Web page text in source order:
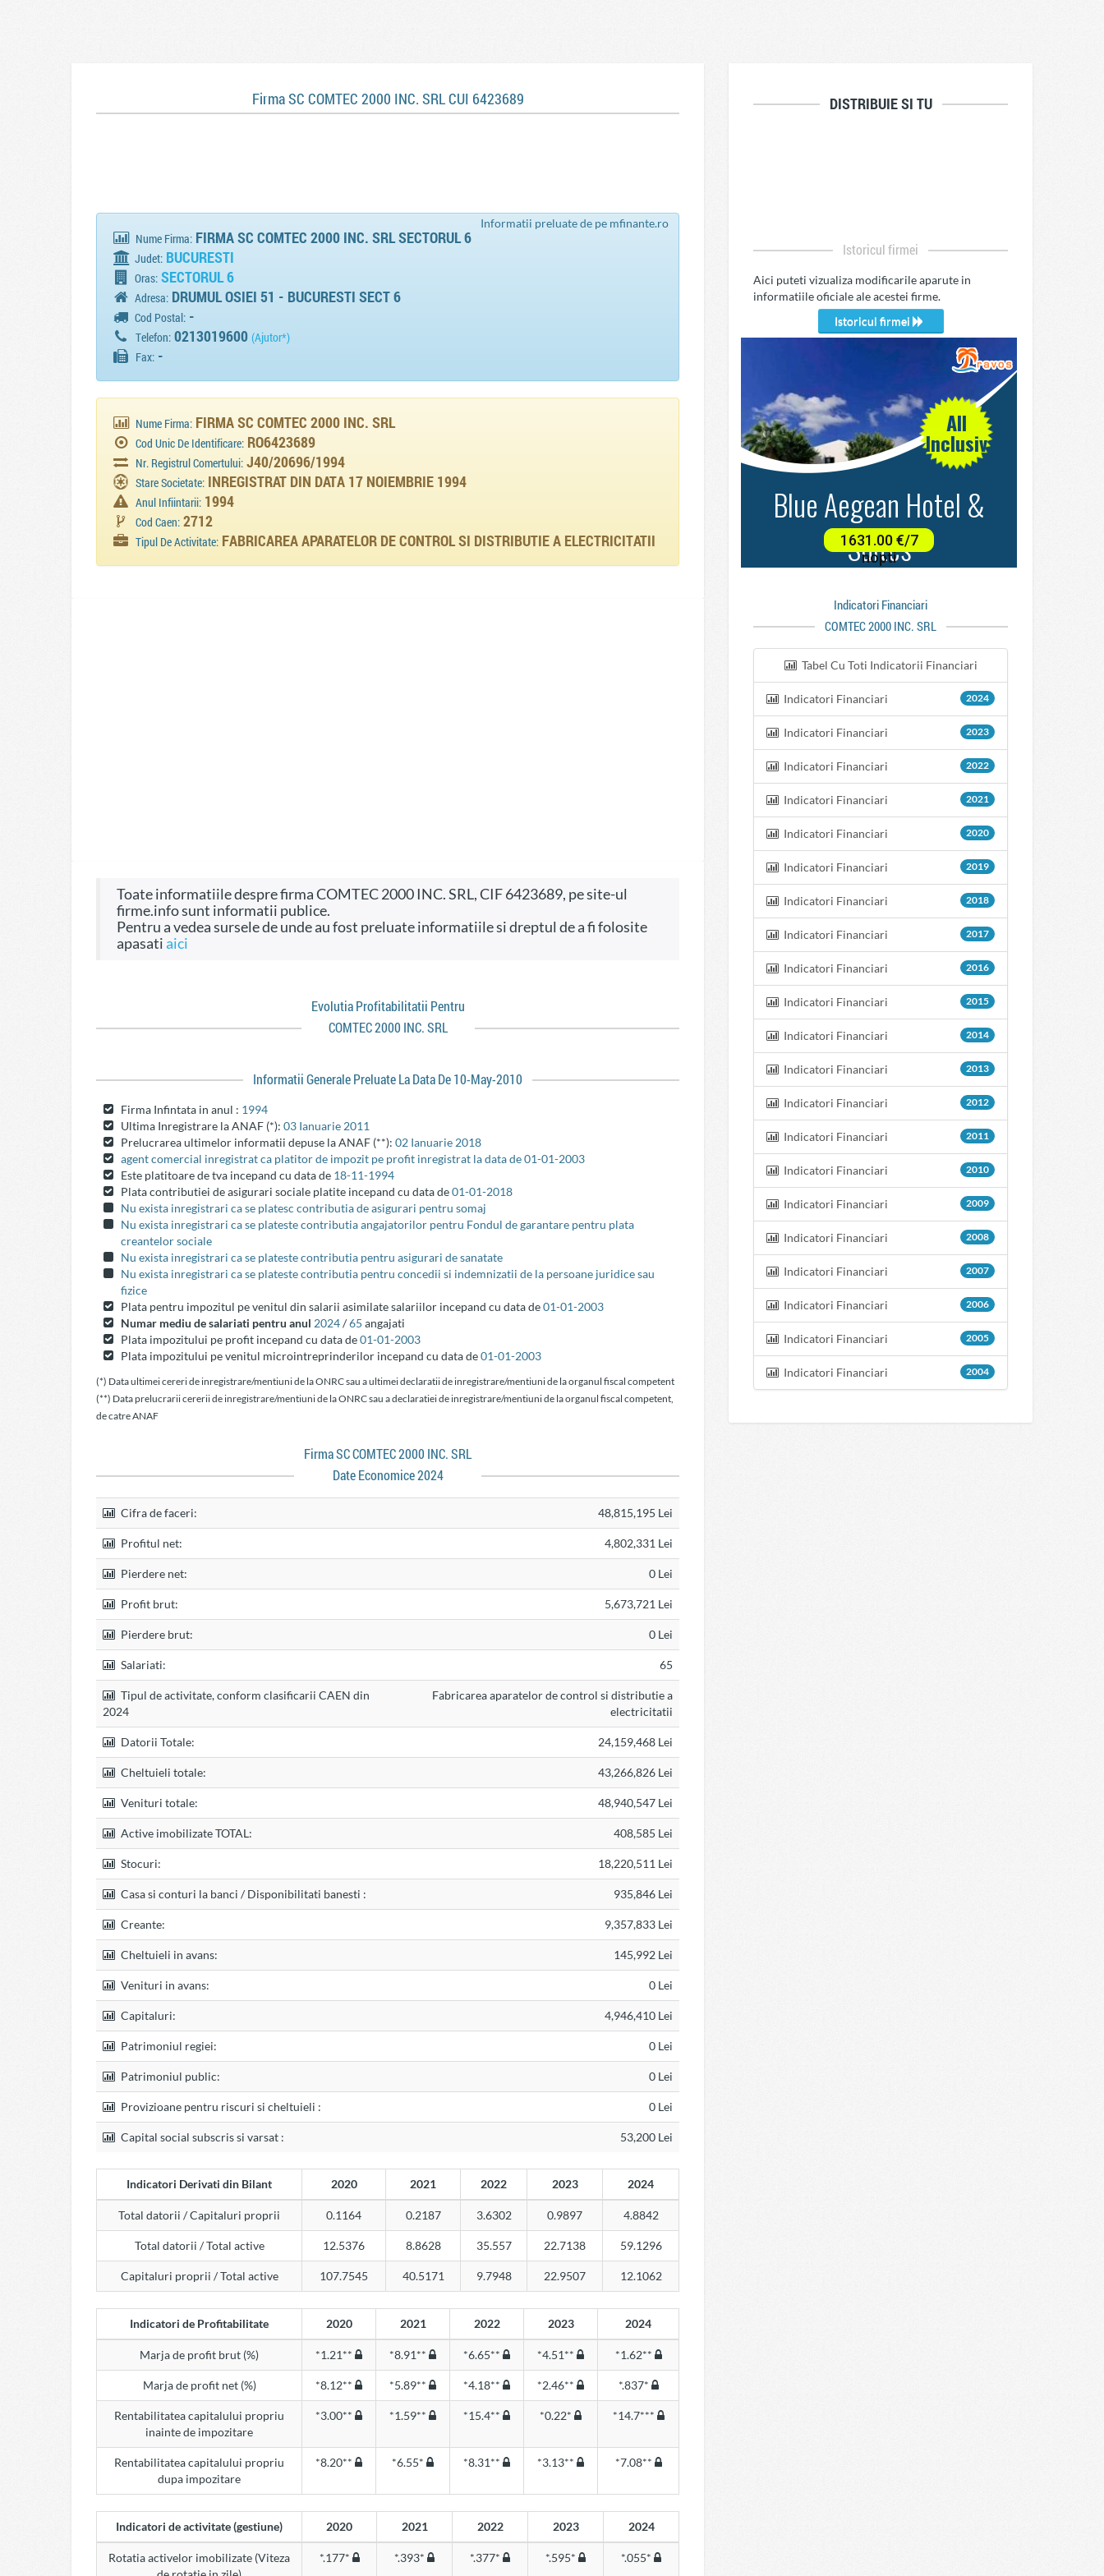
Firma SC COMTEC 2000 INC. SRL CUI 6423689
Informatii preluate de pe mfinante.ro
Nume Firma: FIRMA SC COMTEC 2000 INC. SRL SECTORUL 6
Judet: BUCURESTI
Oras: SECTORUL 6
Adresa: DRUMUL OSIEI 51 - BUCURESTI SECT 6
Cod Postal: -
Telefon: 0213019600(Ajutor*)
Fax: -
Nume Firma: FIRMA SC COMTEC 2000 INC. SRL
Cod Unic De Identificare: RO6423689
Nr. Registrul Comertului: J40/20696/1994
Stare Societate: INREGISTRAT DIN DATA 17 NOIEMBRIE 1994
Anul Infiintarii: 1994
Cod Caen: 2712
Tipul De Activitate: FABRICAREA APARATELOR DE CONTROL SI DISTRIBUTIE A ELECTRICITATII
Toate informatiile despre firma COMTEC 2000 INC. SRL, CIF 6423689, pe site-ul
firme.info sunt informatii publice.
Pentru a vedea sursele de unde au fost preluate informatiile si dreptul de a fi folosite
apasatiaici
Evolutia Profitabilitatii Pentru
COMTEC 2000 INC. SRL
Informatii Generale Preluate La Data De 10-May-2010
Firma Infintata in anul : 1994
Ultima Inregistrare la ANAF (*): 03 Ianuarie 2011
Prelucrarea ultimelor informatii depuse la ANAF (**): 02 Ianuarie 2018
agent comercial inregistrat ca platitor de impozit pe profit inregistrat la data de 01-01-2003
Este platitoare de tva incepand cu data de 18-11-1994
Plata contributiei de asigurari sociale platite incepand cu data de01-01-2018
Nu exista inregistrari ca se platesc contributia de asigurari pentru somaj
Nu exista inregistrari ca se plateste contributia angajatorilor pentru Fondul de garantare pentru plata
creantelor sociale
Nu exista inregistrari ca se plateste contributia pentru asigurari de sanatate
Nu exista inregistrari ca se plateste contributia pentru concedii si indemnizatii de la persoane juridice sau
fizice
Plata pentru impozitul pe venitul din salarii asimilate salariilor incepand cu data de01-01-2003
Numar mediu de salariati pentru anul 2024/65 angajati
Plata impozitului pe profit incepand cu data de01-01-2003
Plata impozitului pe venitul microintreprinderilor incepand cu data de01-01-2003
(*) Data ultimei cereri de inregistrare/mentiuni de la ONRC sau a ultimei declaratii de inregistrare/mentiuni de la organul fiscal competent
(**) Data prelucrarii cererii de inregistrare/mentiuni de la ONRC sau a declaratiei de inregistrare/mentiuni de la organul fiscal competent,
de catre ANAF
Firma SC COMTEC 2000 INC. SRL
Date Economice 2024
Cifra de faceri: 48,815,195 Lei
Profitul net: 4,802,331 Lei
Pierdere net: 0 Lei
Profit brut: 5,673,721 Lei
Pierdere brut: 0 Lei
Salariati: 65
Tipul de activitate, conform clasificarii CAEN din
2024
Fabricarea aparatelor de control si distributie a
electricitatii
Datorii Totale: 24,159,468 Lei
Cheltuieli totale: 43,266,826 Lei
Venituri totale: 48,940,547 Lei
Active imobilizate TOTAL: 408,585 Lei
Stocuri: 18,220,511 Lei
Casa si conturi la banci / Disponibilitati banesti : 935,846 Lei
Creante: 9,357,833 Lei
Cheltuieli in avans: 145,992 Lei
Venituri in avans: 0 Lei
Capitaluri: 4,946,410 Lei
Patrimoniul regiei: 0 Lei
Patrimoniul public: 0 Lei
Provizioane pentru riscuri si cheltuieli : 0 Lei
Capital social subscris si varsat : 53,200 Lei
Indicatori Derivati din Bilant 2020 2021 2022 2023 2024
Total datorii / Capitaluri proprii 0.1164 0.2187 3.6302 0.9897 4.8842
Total datorii / Total active 12.5376 8.8628 35.557 22.7138 59.1296
Capitaluri proprii / Total active 107.7545 40.5171 9.7948 22.9507 12.1062
Indicatori de Profitabilitate 2020 2021 2022 2023 2024
Marja de profit brut (%) *1.21** *8.91** *6.65** *4.51** *1.62**
Marja de profit net (%) *8.12** *5.89** *4.18** *2.46** *.837*
Rentabilitatea capitalului propriu
inainte de impozitare
*3.00** *1.59** *15.4** *0.22* *14.7***
Rentabilitatea capitalului propriu
dupa impozitare
*8.20** *6.55* *8.31** *3.13** *7.08**
Indicatori de activitate (gestiune) 2020 2021 2022 2023 2024
Rotatia activelor imobilizate (Viteza
*.177* *.393* *.377* *.595* *.055*
DISTRIBUIE SI TU
Istoricul firmei
Aici puteti vizualiza modificarile aparute in
informatiile oficiale ale acestei firme.
Istoricul firmei
Indicatori Financiari
COMTEC 2000 INC. SRL
Tabel Cu Toti Indicatorii Financiari
Indicatori Financiari 2024
Indicatori Financiari 2023
Indicatori Financiari 2022
Indicatori Financiari 2021
Indicatori Financiari 2020
Indicatori Financiari 2019
Indicatori Financiari 2018
Indicatori Financiari 2017
Indicatori Financiari 2016
Indicatori Financiari 2015
Indicatori Financiari 2014
Indicatori Financiari 2013
Indicatori Financiari 2012
Indicatori Financiari 2011
Indicatori Financiari 2010
Indicatori Financiari 2009
Indicatori Financiari 2008
Indicatori Financiari 2007
Indicatori Financiari 2006
Indicatori Financiari 2005
Indicatori Financiari 2004